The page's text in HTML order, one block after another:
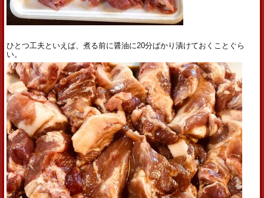
ひとつ工夫といえば、煮る前に醤油に20分ばかり漬けておくことぐら
い。